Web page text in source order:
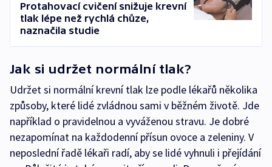
Protahovací cvičení snižuje krevní
tlak lépe než rychlá chůze,
naznačila studie
Jak si udržet normální tlak?
Udržet si normální krevní tlak lze podle lékařů několika
způsoby, které lidé zvládnou sami v běžném životě. Jde
například o pravidelnou a vyváženou stravu. Je dobré
nezapomínat na každodenní přísun ovoce a zeleniny. V
neposlední řadě lékaři radí, aby se lidé vyhnuli i přejídání